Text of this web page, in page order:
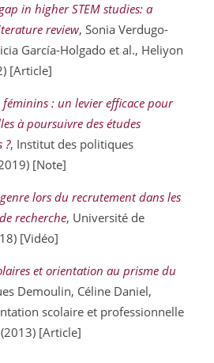
in higher STEM studies: a
review, Sonia Verdugo-
García-Holgado et al., Heliyon
[Article]
féminins : un levier efficace pour
à poursuivre des études
?, Institut des politiques
[Note]
lors du recrutement dans les
recherche, Université de
[Vidéo]
et orientation au prisme du
Demoulin, Céline Daniel,
scolaire et professionnelle
[Article]